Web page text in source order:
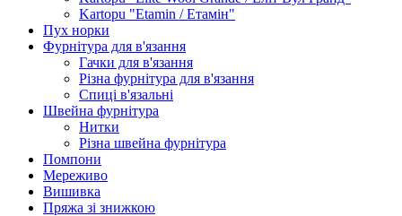
Kartopu "Etamin / Етамін"
Пух норки
Фурнітура для в'язання
Гачки для в'язання
Різна фурнітура для в'язання
Спиці в'язальні
Швейна фурнітура
Нитки
Різна швейна фурнітура
Помпони
Мереживо
Вишивка
Пряжа зі знижкою